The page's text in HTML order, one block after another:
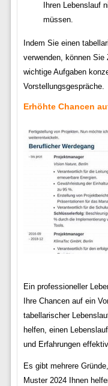
Ihren Lebenslauf
müssen.
Indem Sie einen
verwenden, können
wichtige Aufgaben
Vorstellungsgespräche.
Erhöhte Chancen
Ein professioneller
Ihre Chancen auf ein
tabellarischer
helfen, einen
und Erfahrungen
Es gibt mehrere
Muster 2024 Ihnen